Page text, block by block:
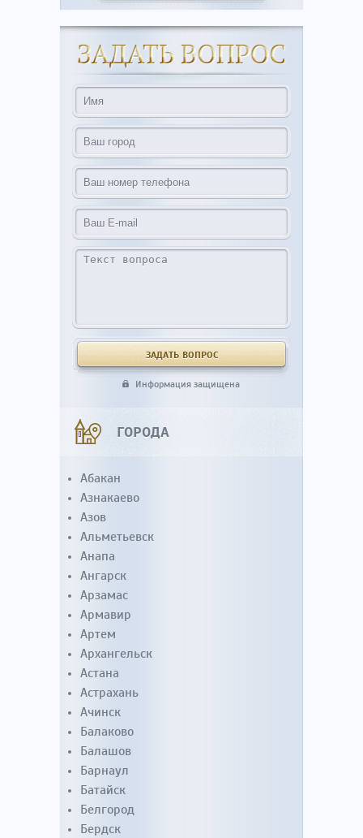
Информация защищена
ГОРОДА
Абакан
Азнакаево
Азов
Альметьевск
Анапа
Ангарск
Арзамас
Армавир
Артем
Архангельск
Астана
Астрахань
Ачинск
Балаково
Балашов
Барнаул
Батайск
Белгород
Бердск